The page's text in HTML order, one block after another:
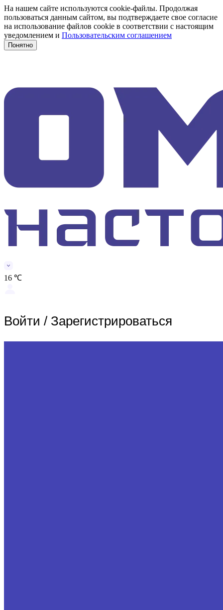
На нашем сайте используются cookie-файлы. Продолжая
пользоваться данным сайтом, вы подтверждаете свое согласие
на использование файлов cookie в соответствии с настоящим
уведомлением и Пользовательским соглашением
Понятно
16 ℃
Войти / Зарегистрироваться